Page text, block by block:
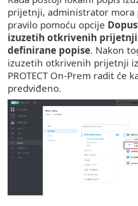
prijetnji, administrator
pravilo pomoću opcije
izuzetih otkrivenih
definirane popise. Nakon
izuzetih otkrivenih prijetnji iz
PROTECT On-Prem radit će
predviđeno.